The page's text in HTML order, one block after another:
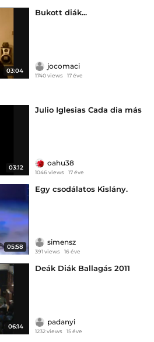
03:04
Bukott diák...
jocomaci
1740 views 17 éve
03:12
Julio Iglesias Cada dia más
oahu38
1046 views 17 éve
05:58
Egy csodálatos Kislány.
simensz
391 views 16 éve
06:14
Deák Diák Ballagás 2011
padanyi
1232 views 15 éve